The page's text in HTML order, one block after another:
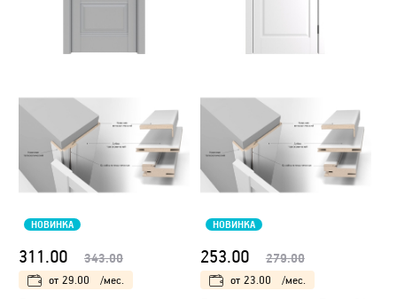
НОВИНКА
311.00 343.00
от 29.00 /мес.
НОВИНКА
253.00 279.00
от 23.00 /мес.